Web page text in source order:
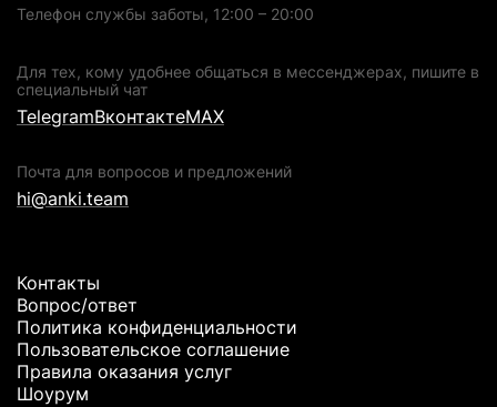
Телефон службы заботы, 12:00 – 20:00
Для тех, кому удобнее общаться в мессенджерах, пишите в
специальный чат
TelegramВконтактеMAX
Почта для вопросов и предложений
hi@anki.team
Контакты
Вопрос/ответ
Политика конфиденциальности
Пользовательское соглашение
Правила оказания услуг
Шоурум